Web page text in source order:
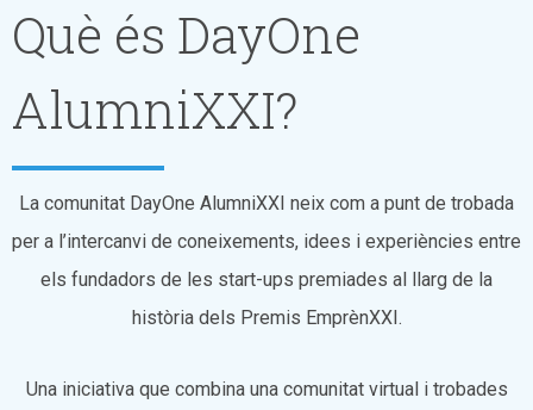
Què és DayOne
AlumniXXI?
La comunitat DayOne AlumniXXI neix com a punt de trobada
per a l’intercanvi de coneixements, idees i experiències entre
els fundadors de les start-ups premiades al llarg de la
història dels Premis EmprènXXI.
Una iniciativa que combina una comunitat virtual i trobades